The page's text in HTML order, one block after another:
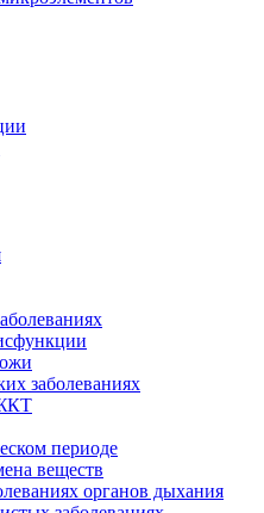
заболеваниях
периоде
веществ
органов дыхания